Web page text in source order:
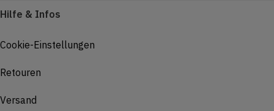
Hilfe & Infos
Cookie-Einstellungen
Retouren
Versand